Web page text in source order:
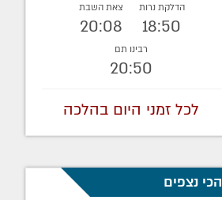
הדלקת נרות
18:50
צאת השבת
20:08
רבינו תם
20:50
לכל זמני היום בהלכה
הכי נצפים